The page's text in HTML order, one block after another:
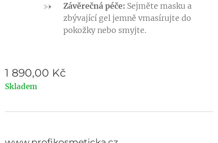
Závěrečná péče: Sejměte masku a
zbývající gel jemně vmasírujte do
pokožky nebo smyjte.
1 890,00 Kč
Skladem